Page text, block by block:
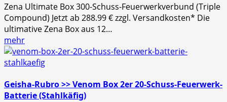
Zena Ultimate Box 300-Schuss-Feuerwerkverbund (Triple
Compound) Jetzt ab 288.99 € zzgl. Versandkosten* Die
ultimative Zena Box aus 12…
mehr
Geisha-Rubro >> Venom Box 2er 20-Schuss-Feuerwerk-
Batterie (Stahlkäfig)